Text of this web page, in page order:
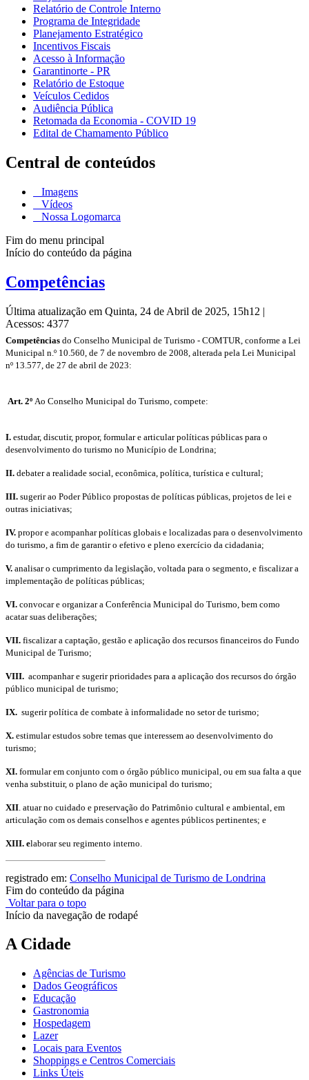
Relatório de Controle Interno
Programa de Integridade
Planejamento Estratégico
Incentivos Fiscais
Acesso à Informação
Garantinorte - PR
Relatório de Estoque
Veículos Cedidos
Audiência Pública
Retomada da Economia - COVID 19
Edital de Chamamento Público
Central de conteúdos
Imagens
Vídeos
Nossa Logomarca
Fim do menu principal
Início do conteúdo da página
Competências
Última atualização em Quinta, 24 de Abril de 2025, 15h12 |
Acessos: 4377
Competências do Conselho Municipal de Turismo - COMTUR, conforme a Lei
Municipal n.º 10.560, de 7 de novembro de 2008, alterada pela Lei Municipal
nº 13.577, de 27 de abril de 2023:
Art. 2º Ao Conselho Municipal do Turismo, compete:
I. estudar, discutir, propor, formular e articular políticas públicas para o
desenvolvimento do turismo no Município de Londrina;
II. debater a realidade social, econômica, política, turística e cultural;
III. sugerir ao Poder Público propostas de políticas públicas, projetos de lei e
outras iniciativas;
IV. propor e acompanhar políticas globais e localizadas para o desenvolvimento
do turismo, a fim de garantir o efetivo e pleno exercício da cidadania;
V. analisar o cumprimento da legislação, voltada para o segmento, e fiscalizar a
implementação de políticas públicas;
VI. convocar e organizar a Conferência Municipal do Turismo, bem como
acatar suas deliberações;
VII. fiscalizar a captação, gestão e aplicação dos recursos financeiros do Fundo
Municipal de Turismo;
VIII. acompanhar e sugerir prioridades para a aplicação dos recursos do órgão
público municipal de turismo;
IX. sugerir política de combate à informalidade no setor de turismo;
X. estimular estudos sobre temas que interessem ao desenvolvimento do
turismo;
XI. formular em conjunto com o órgão público municipal, ou em sua falta a que
venha substituir, o plano de ação municipal do turismo;
XII . atuar no cuidado e preservação do Patrimônio cultural e ambiental, em
articulação com os demais conselhos e agentes públicos pertinentes; e
XIII. elaborar seu regimento interno.
registrado em: Conselho Municipal de Turismo de Londrina
Fim do conteúdo da página
Voltar para o topo
Início da navegação de rodapé
A Cidade
Agências de Turismo
Dados Geográficos
Educação
Gastronomia
Hospedagem
Lazer
Locais para Eventos
Shoppings e Centros Comerciais
Links Úteis